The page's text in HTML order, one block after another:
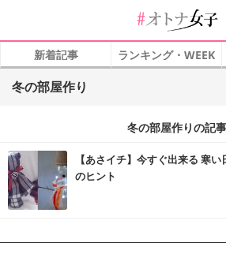
新着記事 ランキング・WEEK
冬の部屋作り
冬の部屋作りの記事
【あさイチ】今すぐ出来る 寒
のヒント